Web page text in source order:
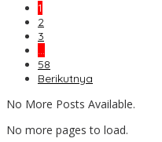
1
2
3
…
58
Berikutnya
No More Posts Available.
No more pages to load.